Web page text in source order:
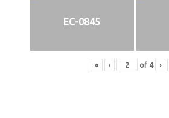
EC-0845
« ‹ of 4 ›